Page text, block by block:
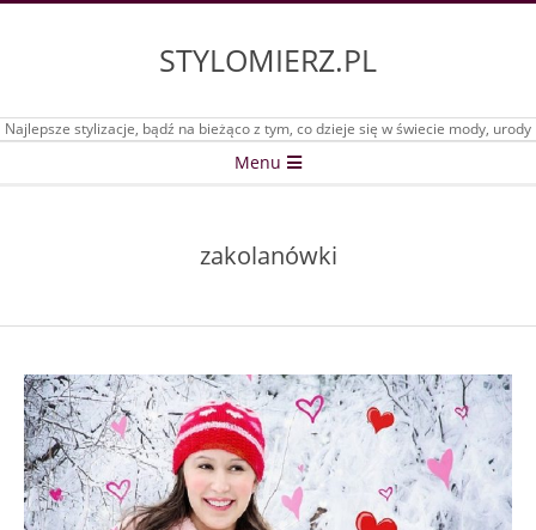
STYLOMIERZ.PL
Najlepsze stylizacje, bądź na bieżąco z tym, co dzieje się w świecie mody, urody
Menu
zakolanówki